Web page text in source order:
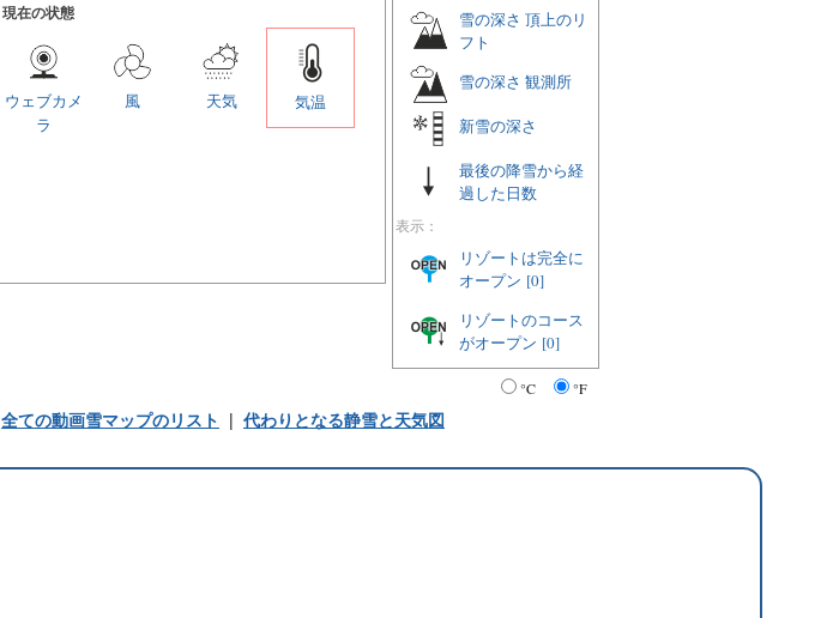
現在の状態
気温
天気
風
ウェブカメ
ラ
雪の深さ 頂上のリ
フト
雪の深さ 観測所
新雪の深さ
最後の降雪から経
過した日数
表示：
リゾートは完全に
オープン [0]
リゾートのコース
がオープン [0]
°C °F
全ての動画雪マップのリスト | 代わりとなる静雪と天気図